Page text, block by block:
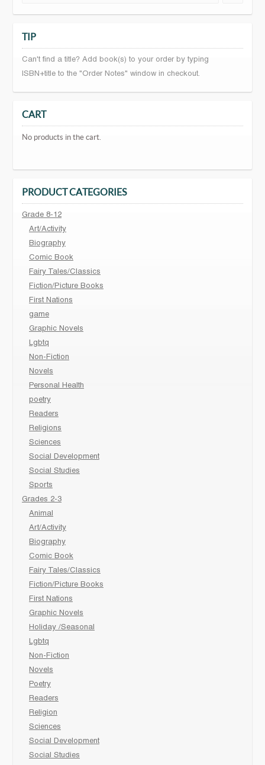
TIP
Can't find a title? Add book(s) to your order by typing
ISBN+title to the "Order Notes" window in checkout.
CART
No products in the cart.
PRODUCT CATEGORIES
Grade 8-12
Art/Activity
Biography
Comic Book
Fairy Tales/Classics
Fiction/Picture Books
First Nations
game
Graphic Novels
Lgbtq
Non-Fiction
Novels
Personal Health
poetry
Readers
Religions
Sciences
Social Development
Social Studies
Sports
Grades 2-3
Animal
Art/Activity
Biography
Comic Book
Fairy Tales/Classics
Fiction/Picture Books
First Nations
Graphic Novels
Holiday /Seasonal
Lgbtq
Non-Fiction
Novels
Poetry
Readers
Religion
Sciences
Social Development
Social Studies